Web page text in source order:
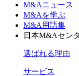
M&Aニュース
M&Aを学ぶ
M&A用語集
日本M&Aセン
選ばれる理由
サービス